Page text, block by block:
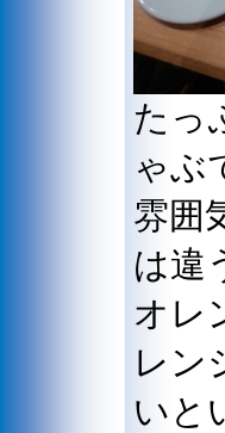
たっ
ゃぶ
雰囲
は違
オレ
レン
いと